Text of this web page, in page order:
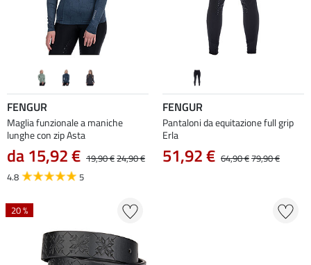
FENGUR
Maglia funzionale a maniche
lunghe con zip Asta
da 15,92 € 19,90 €24,90 €
4.8
5
FENGUR
Pantaloni da equitazione full grip
Erla
51,92 € 64,90 €79,90 €
20 %